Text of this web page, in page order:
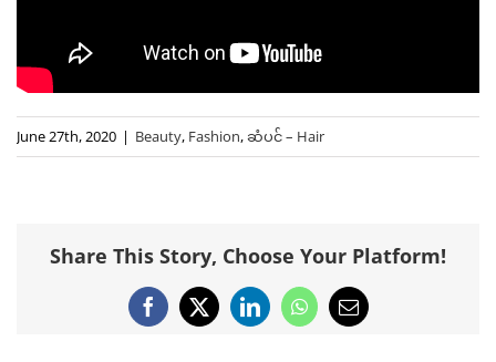
June 27th, 2020 | Beauty, Fashion,ဆံပင် – Hair
Share This Story, Choose Your Platform!
Facebook
X LinkedInWhatsApp
Email